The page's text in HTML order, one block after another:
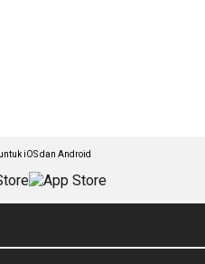
iOS dan Android